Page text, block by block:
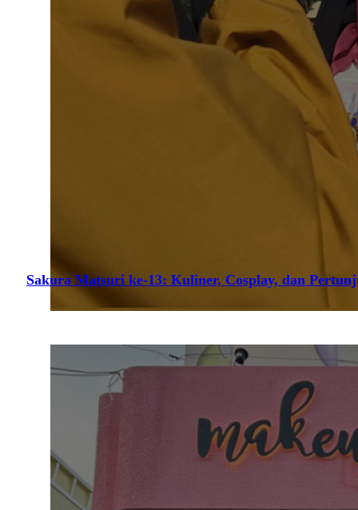
Sakura Matsuri ke-13: Kuliner, Cosplay, dan